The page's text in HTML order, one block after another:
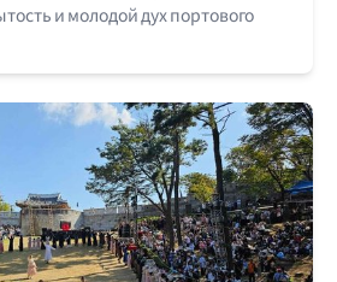
и молодой дух портового